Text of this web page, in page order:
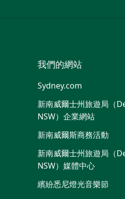
我們的網站
Sydney.com
新南威爾士州旅遊局（
NSW）企業網站​
新南威爾斯商務活動
新南威爾士州旅遊局（
NSW）媒體中心
繽紛悉尼燈光音樂節